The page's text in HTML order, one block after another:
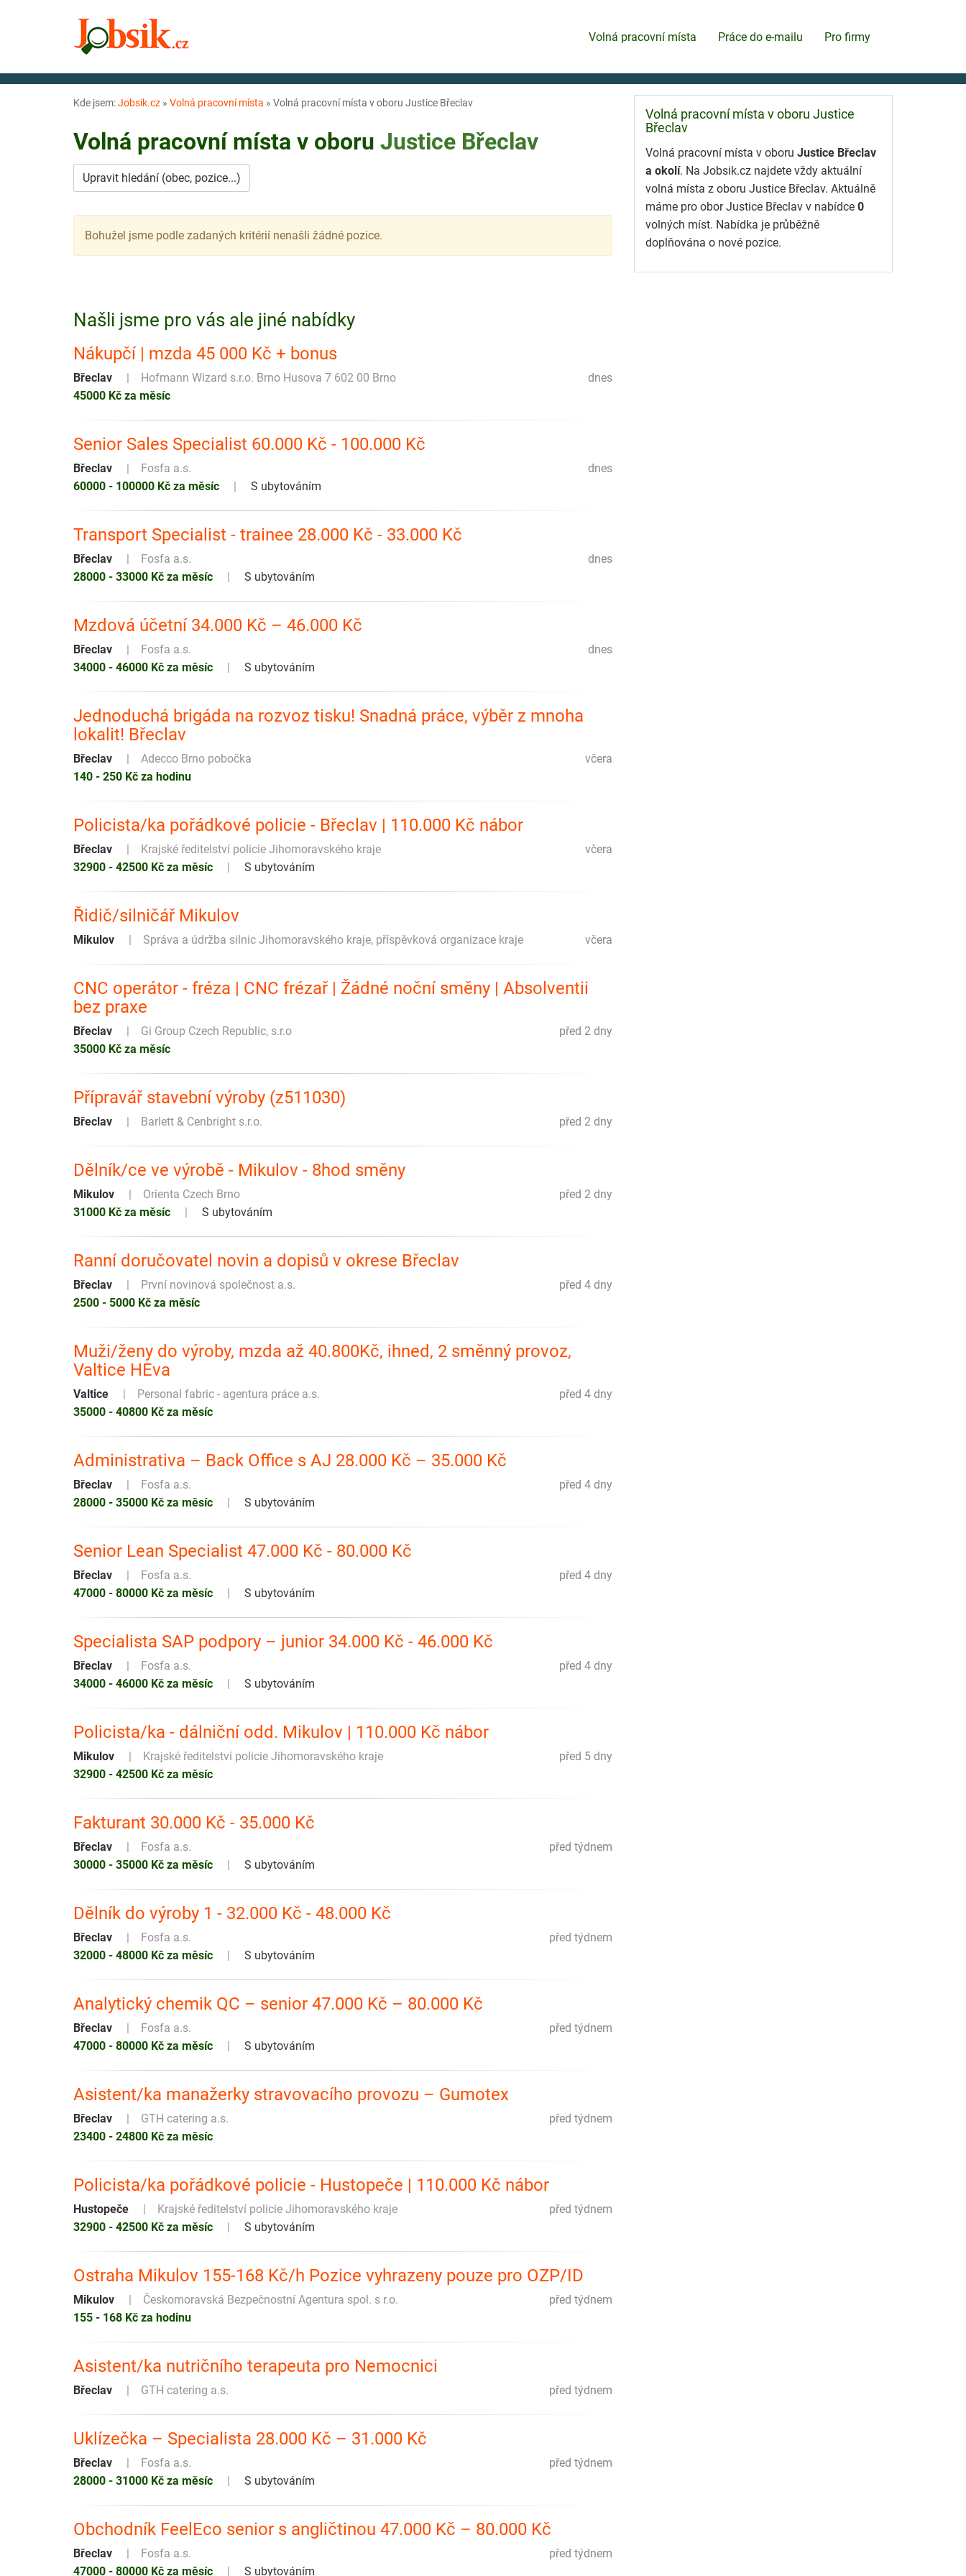
Volná pracovní místa Práce do e-mailu Pro firmy
Kde jsem:Jobsik.cz » Volná pracovní místa » Volná pracovní místa v oboru Justice Břeclav
Volná pracovní místa v oboru Justice Břeclav
Upravit hledání (obec, pozice...)
Bohužel jsme podle zadaných kritérií nenašli žádné pozice.
Našli jsme pro vás ale jiné nabídky
Nákupčí | mzda 45 000 Kč + bonus
dnes
Břeclav
Hofmann Wizard s.r.o. Brno Husova 7 602 00 Brno
45000 Kč za měsíc
Senior Sales Specialist 60.000 Kč - 100.000 Kč
dnes
Břeclav
Fosfa a.s.
60000 - 100000 Kč za měsíc
S ubytováním
Transport Specialist - trainee 28.000 Kč - 33.000 Kč
dnes
Břeclav
Fosfa a.s.
28000 - 33000 Kč za měsíc
S ubytováním
Mzdová účetní 34.000 Kč – 46.000 Kč
dnes
Břeclav
Fosfa a.s.
34000 - 46000 Kč za měsíc
S ubytováním
Jednoduchá brigáda na rozvoz tisku! Snadná práce, výběr z mnoha
lokalit! Břeclav
včera
Břeclav
Adecco Brno pobočka
140 - 250 Kč za hodinu
Policista/ka pořádkové policie - Břeclav | 110.000 Kč nábor
včera
Břeclav
Krajské ředitelství policie Jihomoravského kraje
32900 - 42500 Kč za měsíc
S ubytováním
Řidič/silničář Mikulov
včera
Mikulov Správa a údržba silnic Jihomoravského kraje, příspěvková organizace kraje
CNC operátor - fréza | CNC frézař | Žádné noční směny | Absolventii
bez praxe
před 2 dny
Břeclav
Gi Group Czech Republic, s.r.o
35000 Kč za měsíc
Přípravář stavební výroby (z511030)
před 2 dny
Břeclav Barlett & Cenbright s.r.o.
Dělník/ce ve výrobě - Mikulov - 8hod směny
před 2 dny
Mikulov
Orienta Czech Brno
31000 Kč za měsíc
S ubytováním
Ranní doručovatel novin a dopisů v okrese Břeclav
před 4 dny
Břeclav
První novinová společnost a.s.
2500 - 5000 Kč za měsíc
Muži/ženy do výroby, mzda až 40.800Kč, ihned, 2 směnný provoz,
Valtice HEva
před 4 dny
Valtice
Personal fabric - agentura práce a.s.
35000 - 40800 Kč za měsíc
Administrativa – Back Office s AJ 28.000 Kč – 35.000 Kč
před 4 dny
Břeclav
Fosfa a.s.
28000 - 35000 Kč za měsíc
S ubytováním
Senior Lean Specialist 47.000 Kč - 80.000 Kč
před 4 dny
Břeclav
Fosfa a.s.
47000 - 80000 Kč za měsíc
S ubytováním
Specialista SAP podpory – junior 34.000 Kč - 46.000 Kč
před 4 dny
Břeclav
Fosfa a.s.
34000 - 46000 Kč za měsíc
S ubytováním
Policista/ka - dálniční odd. Mikulov | 110.000 Kč nábor
před 5 dny
Mikulov
Krajské ředitelství policie Jihomoravského kraje
32900 - 42500 Kč za měsíc
Fakturant 30.000 Kč - 35.000 Kč
před týdnem
Břeclav
Fosfa a.s.
30000 - 35000 Kč za měsíc
S ubytováním
Dělník do výroby 1 - 32.000 Kč - 48.000 Kč
před týdnem
Břeclav
Fosfa a.s.
32000 - 48000 Kč za měsíc
S ubytováním
Analytický chemik QC – senior 47.000 Kč – 80.000 Kč
před týdnem
Břeclav
Fosfa a.s.
47000 - 80000 Kč za měsíc
S ubytováním
Asistent/ka manažerky stravovacího provozu – Gumotex
před týdnem
Břeclav
GTH catering a.s.
23400 - 24800 Kč za měsíc
Policista/ka pořádkové policie - Hustopeče | 110.000 Kč nábor
před týdnem
Hustopeče
Krajské ředitelství policie Jihomoravského kraje
32900 - 42500 Kč za měsíc
S ubytováním
Ostraha Mikulov 155-168 Kč/h Pozice vyhrazeny pouze pro OZP/ID
před týdnem
Mikulov
Českomoravská Bezpečnostní Agentura spol. s r.o.
155 - 168 Kč za hodinu
Asistent/ka nutričního terapeuta pro Nemocnici
před týdnem
Břeclav GTH catering a.s.
Uklízečka – Specialista 28.000 Kč – 31.000 Kč
před týdnem
Břeclav
Fosfa a.s.
28000 - 31000 Kč za měsíc
S ubytováním
Obchodník FeelEco senior s angličtinou 47.000 Kč – 80.000 Kč
před týdnem
Břeclav
Fosfa a.s.
47000 - 80000 Kč za měsíc
S ubytováním
Volná pracovní místa v oboru Justice
Břeclav
Volná pracovní místa v oboru Justice Břeclav
a okolí. Na Jobsik.cz najdete vždy aktuální
volná místa z oboru Justice Břeclav. Aktuálně
máme pro obor Justice Břeclav v nabídce 0
volných míst. Nabídka je průběžně
doplňována o nové pozice.